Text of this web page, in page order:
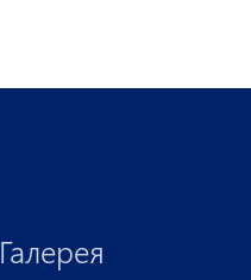
Галерея